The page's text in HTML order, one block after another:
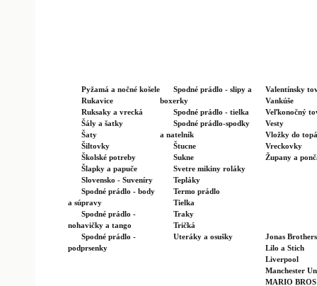
Pyžamá a nočné košele
Rukavice
Ruksaky a vrecká
Šály a šatky
Šaty
Šiltovky
Školské potreby
Šlapky a papuče
Slovensko - Suveníry
Spodné prádlo - body
a súpravy
Spodné prádlo -
nohavičky a tango
Spodné prádlo -
podprsenky
Spodné prádlo - slipy a
boxerky
Spodné prádlo - tielka
Spodné prádlo-spodky
a natelník
Štucne
Sukne
Svetre mikiny roláky
Tepláky
Termo prádlo
Tielka
Traky
Tričká
Uteráky a osušky
Valentínsky
Vankúše
Veľkonočný
Vesty
Vložky do
Vreckovky
Župany a
Jonas Brothers
Lilo a Stich
Liverpool
Manchester
MARIO BROS